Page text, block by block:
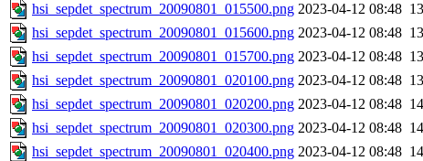
hsi_sepdet_spectrum_20090801_015500.png 2023-04-12 08:48
hsi_sepdet_spectrum_20090801_015600.png 2023-04-12 08:48
hsi_sepdet_spectrum_20090801_015700.png 2023-04-12 08:48
hsi_sepdet_spectrum_20090801_020100.png 2023-04-12 08:48
hsi_sepdet_spectrum_20090801_020200.png 2023-04-12 08:48
hsi_sepdet_spectrum_20090801_020300.png 2023-04-12 08:48
hsi_sepdet_spectrum_20090801_020400.png 2023-04-12 08:48